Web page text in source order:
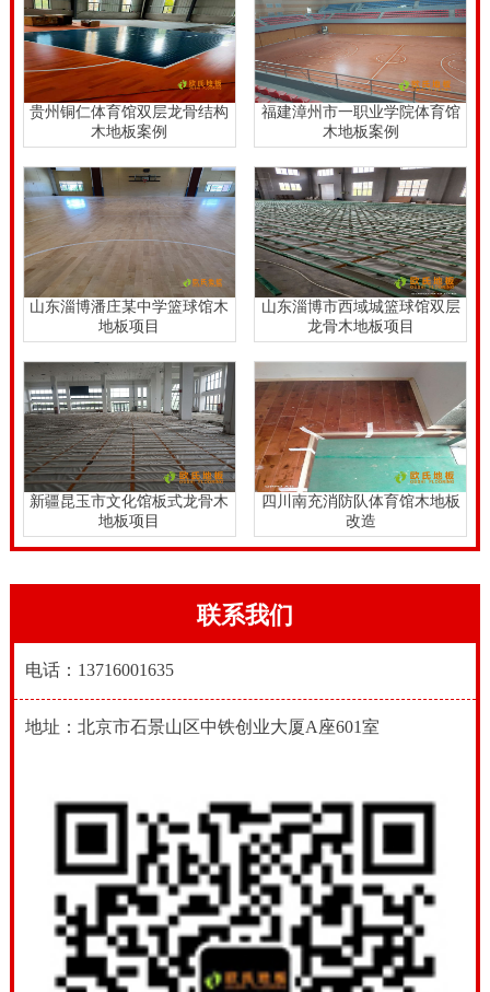
贵州铜仁体育馆双层龙骨结构
木地板案例
福建漳州市一职业学院体育馆
木地板案例
山东淄博潘庄某中学篮球馆木
地板项目
山东淄博市西域城篮球馆双层
龙骨木地板项目
新疆昆玉市文化馆板式龙骨木
地板项目
四川南充消防队体育馆木地板
改造
联系我们
电话：13716001635
地址：北京市石景山区中铁创业大厦A座601室